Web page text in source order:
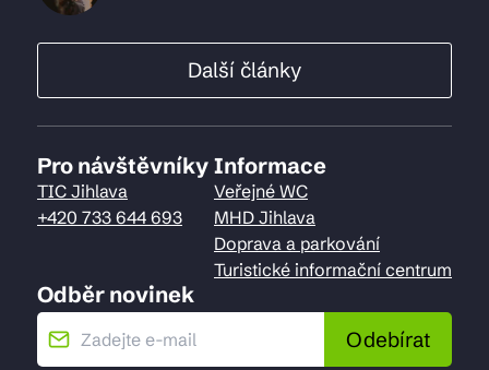
Další články
Pro návštěvníky
TIC Jihlava
+420 733 644 693
Informace
Veřejné WC
MHD Jihlava
Doprava a parkování
Turistické informační centrum
Odběr novinek
Odebírat